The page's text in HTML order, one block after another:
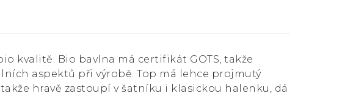
kvalitě. Bio bavlna má certifikát GOTS, takže
aspektů při výrobě. Top má lehce projmutý
hravě zastoupí v šatníku i klasickou halenku, dá